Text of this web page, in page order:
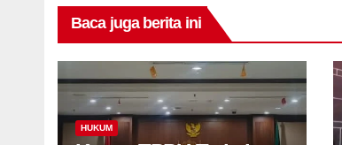
Baca juga berita ini
HUKUM